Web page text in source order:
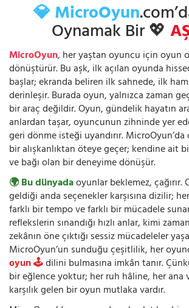
💎 MicroOyun
Oynamak Bir 💖
MicroOyun, her yaştan oyuncu için oyun
dönüştürür. Bu aşk, ilk açılan oyunda
başlar; ekranda beliren ilk sahnede, ilk
derinleşir. Burada oyun, yalnızca zaman
bir araç değildir. Oyun, gündelik hayatın
anlardan taşar, oyuncunun zihninde yer
geri dönme isteği uyandırır.
bir alışkanlıktan öteye geçer; kendine ait
ve bağı olan bir deneyime dönüşür.
🌍 Bu dünyadaoyunlar beklemez, çağırır.
geldiği anda seçenekler karşısına dizilir;
farklı bir tempo ve farklı bir mücadele
reflekslerin sınandığı hızlı anlar, kimi
zekânın öne çıktığı sessiz mücadeleler
MicroOyun’un sunduğu çeşitlilik, her
oyun 🕹️dilini bulmasına imkân tanır.
bir eğlence yoktur; her ruh hâline, her ana
karşılık gelen bir oyun mutlaka vardır.